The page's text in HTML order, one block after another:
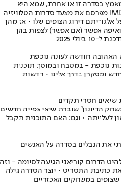
בסדרה זו או אחרת, שמא היא
תתגלה כפלופ עצבני? • האתר IMDB מפרסם את מצעד סדרות הטלוויזיה
אלגוריתם דירוג הצופים שלו • אז מהן
אפשר (אם אפשר) לצפות בהן
2025
חודשה לעונה נוספת
נוספת - במטבח ובמוסך, תוכנית
ומסקרן בדרך אלינו • חדשות
שיאים חסרי תקדים
הדיונון" שוברת שיאי צפייה חדשים
לעלייתה • וגם: האם התוכנית תקבל
את הנבלים בסדרה על האנשים
הדרום קוריאני הגיעה לסיומה - וזה
כתיבת התסריט • יוצר הסדרה גילה
שצופים במשחקים האכזריים